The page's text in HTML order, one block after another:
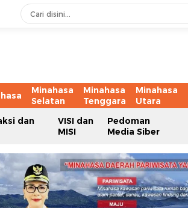
Minahasa
Selatan
Minahasa
Tenggara
Minahasa
Utara
dan
VISI dan
MISI
Pedoman
Media Siber